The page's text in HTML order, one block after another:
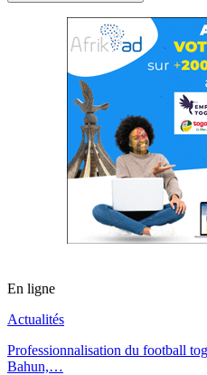
En ligne
Actualités
Professionnalisation du football
Bahun,…